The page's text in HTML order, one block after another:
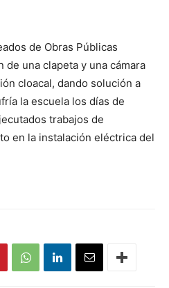
de Obras Públicas
de una clapeta y una cámara
cloacal, dando solución a
la escuela los días de
trabajos de
en la instalación eléctrica del